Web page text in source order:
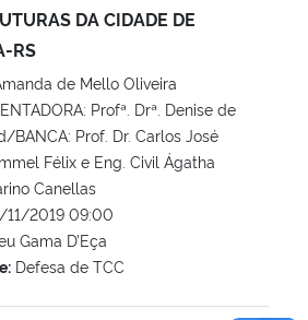
DA CIDADE DE
RS
de Mello Oliveira
Profª. Drª. Denise de
BANCA: Prof. Dr. Carlos José
Félix e Eng. Civil Ágatha
Canellas
11/2019 09:00
Gama D’Eça
Defesa de TCC